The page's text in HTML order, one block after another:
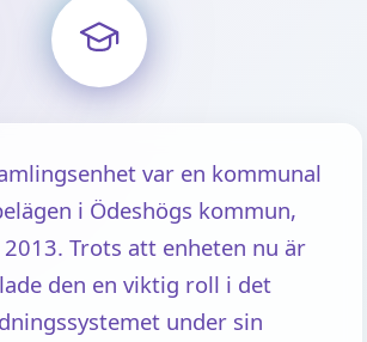
var en kommunal
i Ödeshögs kommun,
Trots att enheten nu är
den en viktig roll i det
under sin